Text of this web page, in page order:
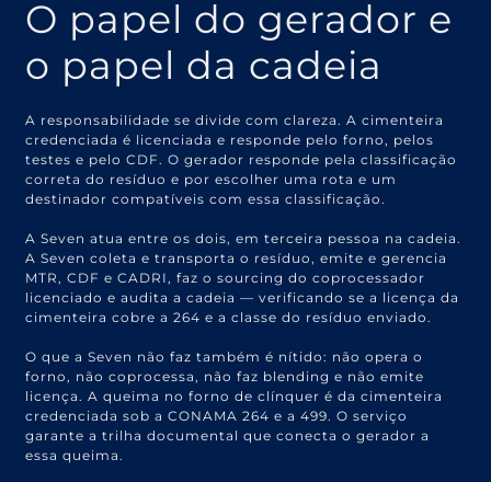
O papel do gerador e
o papel da cadeia
A responsabilidade se divide com clareza. A cimenteira
credenciada é licenciada e responde pelo forno, pelos
testes e pelo CDF. O gerador responde pela classificação
correta do resíduo e por escolher uma rota e um
destinador compatíveis com essa classificação.
A Seven atua entre os dois, em terceira pessoa na cadeia.
A Seven coleta e transporta o resíduo, emite e gerencia
MTR, CDF e CADRI, faz o sourcing do coprocessador
licenciado e audita a cadeia — verificando se a licença da
cimenteira cobre a 264 e a classe do resíduo enviado.
O que a Seven não faz também é nítido: não opera o
forno, não coprocessa, não faz blending e não emite
licença. A queima no forno de clínquer é da cimenteira
credenciada sob a CONAMA 264 e a 499. O serviço
garante a trilha documental que conecta o gerador a
essa queima.